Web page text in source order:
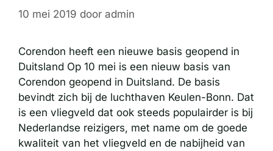
10 mei 2019 door admin
Corendon heeft een nieuwe basis geopend in
Duitsland Op 10 mei is een nieuw basis van
Corendon geopend in Duitsland. De basis
bevindt zich bij de luchthaven Keulen-Bonn. Dat
is een vliegveld dat ook steeds populairder is bij
Nederlandse reizigers, met name om de goede
kwaliteit van het vliegveld en de nabijheid van